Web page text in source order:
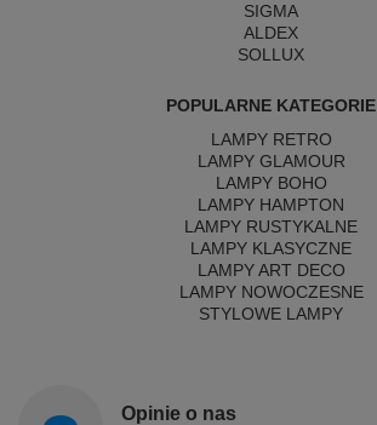
SIGMA
ALDEX
SOLLUX
POPULARNE KATEGORIE
LAMPY RETRO
LAMPY GLAMOUR
LAMPY BOHO
LAMPY HAMPTON
LAMPY RUSTYKALNE
LAMPY KLASYCZNE
LAMPY ART DECO
LAMPY NOWOCZESNE
STYLOWE LAMPY
Opinie o nas